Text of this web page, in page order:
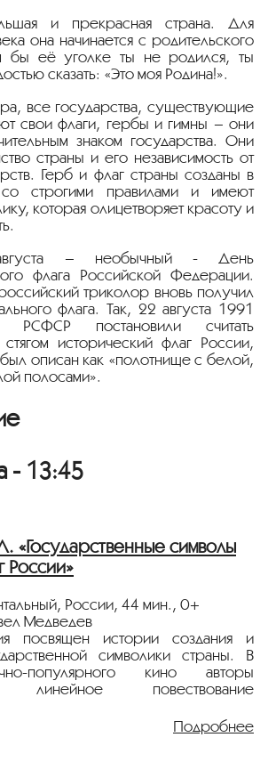
и прекрасная страна. Для
она начинается с родительского
бы её уголке ты не родился, ты
сказать: «Это моя Родина!».
все государства, существующие
свои флаги, гербы и гимны – они
знаком государства. Они
страны и его независимость от
Герб и флаг страны созданы в
со строгими правилами и имеют
которая олицетворяет красоту и
– необычный - День
флага Российской Федерации.
триколор вновь получил
флага. Так, 22 августа 1991
РСФСР постановили считать
исторический флаг России,
был описан как «полотнище с белой,
полосами».
- 13:45
символы
России»
России, 44 мин., 0+
Медведев
посвящен истории создания и
символики страны. В
популярного кино авторы
линейное повествование
преемственности. Фильм второй
рассказывает о формировании
Подробнее